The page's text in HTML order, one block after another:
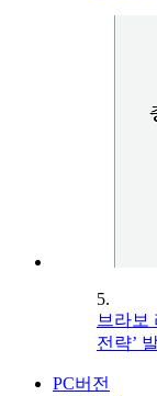
5.
브라보
전략’
PC버전